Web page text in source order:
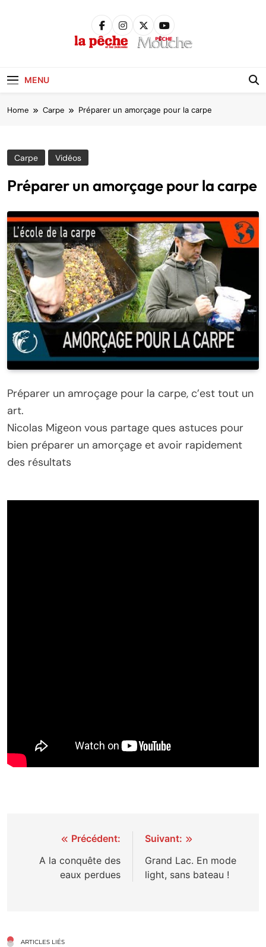
MENU
Home Carpe Préparer un amorçage pour la carpe
Carpe Vidéos
Préparer un amorçage pour la carpe
Préparer un amroçage pour la carpe, c’est tout un
art.
Nicolas Migeon vous partage ques astuces pour
bien préparer un amorçage et avoir rapidement
des résultats
Navigation
l’article
Précédent:
A la conquête des
eaux perdues
Suivant:
Grand Lac. En mode
light, sans bateau !
ARTICLES LIÉS